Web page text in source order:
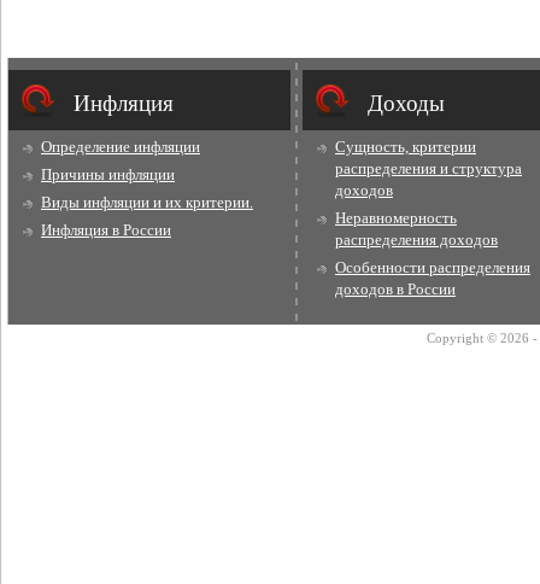
Инфляция
Определение инфляции
Причины инфляции
Виды инфляции и их критерии.
Инфляция в России
Доходы
Сущность, критерии
распределения и структура
доходов
Неравномерность
распределения доходов
Особенности распределения
доходов в России
Copyright © 2026 -